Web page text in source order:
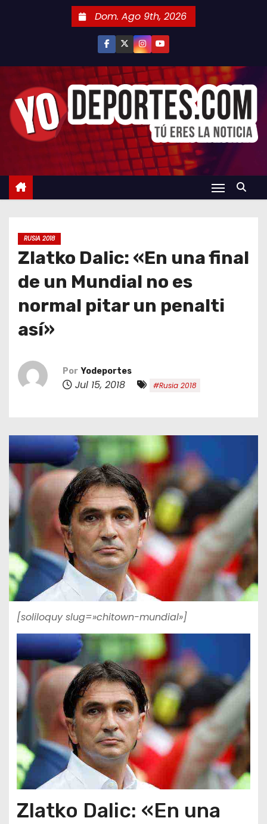
n
Dom. Ago 9th, 2026
RUSIA 2018
Zlatko Dalic: «En una final
de un Mundial no es
normal pitar un penalti
así»
Por Yodeportes
Jul 15, 2018 #Rusia 2018
[soliloquy slug=»chitown-mundial»]
Zlatko Dalic: «En una